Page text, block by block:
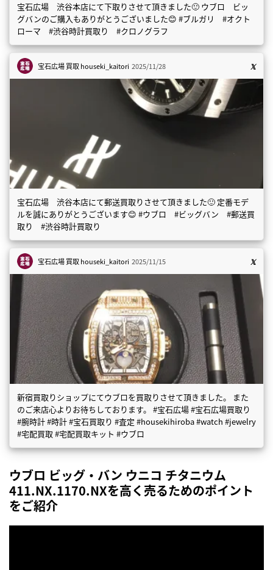
宝石広場 渋谷本店にて下取りさせて頂きました🙂 ウブロ ビッ
グバンのご購入もありがとうございました😊 #ブルガリ #オクト
ローマ #渋谷時計買取り #クロノグラフ
宝石広場 買取houseki_kaitori 2025/11/28
宝石広場 渋谷本店にて郵送買取りさせて頂きました🙂 定番モデ
ルを誠にありがとうございます😊 #ウブロ #ビッグバン #郵送買
取り #渋谷時計買取り
宝石広場 買取houseki_kaitori 2025/11/15
新宿買取りショップにてウブロを買取りさせて頂きました。 また
のご来店心よりお待ちしております。 #宝石広場 #宝石広場買取り
#腕時計 #時計 #宝石買取り #査定 #housekihiroba #watch #jewelry
#宅配買取 #宅配買取キット #ウブロ
ウブロ ビッグ・バン ウニコ チタニウム
411.NX.1170.NXを高く売るためのポイント
をご紹介